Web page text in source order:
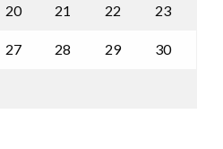
20 21 22 23
27 28 29 30